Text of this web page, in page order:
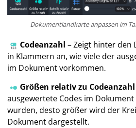
Dokumentlandkarte anpassen im
Codeanzahl – Zeigt hinter den
in Klammern an, wie viele der
im Dokument vorkommen.
Größen relativ zu Codeanzahl
ausgewertete Codes im Dokument
wurden, desto größer wird der
Dokument dargestellt.